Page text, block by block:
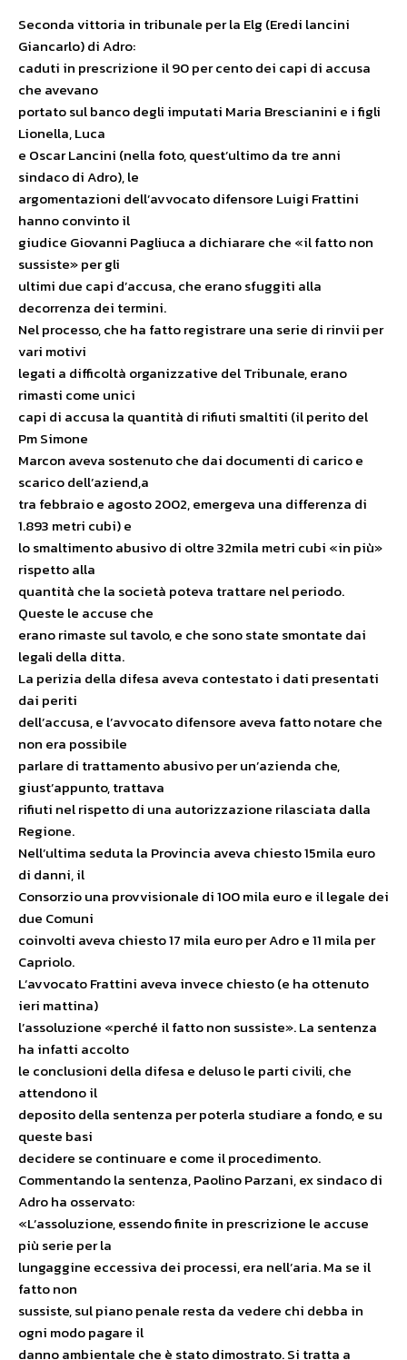
Seconda vittoria in tribunale per la Elg (Eredi lancini
Giancarlo) di Adro:
caduti in prescrizione il 90 per cento dei capi di accusa
che avevano
portato sul banco degli imputati Maria Brescianini e i figli
Lionella, Luca
e Oscar Lancini (nella foto, quest’ultimo da tre anni
sindaco di Adro), le
argomentazioni dell’avvocato difensore Luigi Frattini
hanno convinto il
giudice Giovanni Pagliuca a dichiarare che «il fatto non
sussiste» per gli
ultimi due capi d’accusa, che erano sfuggiti alla
decorrenza dei termini.
Nel processo, che ha fatto registrare una serie di rinvii per
vari motivi
legati a difficoltà organizzative del Tribunale, erano
rimasti come unici
capi di accusa la quantità di rifiuti smaltiti (il perito del
Pm Simone
Marcon aveva sostenuto che dai documenti di carico e
scarico dell’aziend,a
tra febbraio e agosto 2002, emergeva una differenza di
1.893 metri cubi) e
lo smaltimento abusivo di oltre 32mila metri cubi «in più»
rispetto alla
quantità che la società poteva trattare nel periodo.
Queste le accuse che
erano rimaste sul tavolo, e che sono state smontate dai
legali della ditta.
La perizia della difesa aveva contestato i dati presentati
dai periti
dell’accusa, e l’avvocato difensore aveva fatto notare che
non era possibile
parlare di trattamento abusivo per un’azienda che,
giust’appunto, trattava
rifiuti nel rispetto di una autorizzazione rilasciata dalla
Regione.
Nell’ultima seduta la Provincia aveva chiesto 15mila euro
di danni, il
Consorzio una provvisionale di 100 mila euro e il legale dei
due Comuni
coinvolti aveva chiesto 17 mila euro per Adro e 11 mila per
Capriolo.
L’avvocato Frattini aveva invece chiesto (e ha ottenuto
ieri mattina)
l’assoluzione «perché il fatto non sussiste». La sentenza
ha infatti accolto
le conclusioni della difesa e deluso le parti civili, che
attendono il
deposito della sentenza per poterla studiare a fondo, e su
queste basi
decidere se continuare e come il procedimento.
Commentando la sentenza, Paolino Parzani, ex sindaco di
Adro ha osservato:
«L’assoluzione, essendo finite in prescrizione le accuse
più serie per la
lungaggine eccessiva dei processi, era nell’aria. Ma se il
fatto non
sussiste, sul piano penale resta da vedere chi debba in
ogni modo pagare il
danno ambientale che è stato dimostrato. Si tratta a